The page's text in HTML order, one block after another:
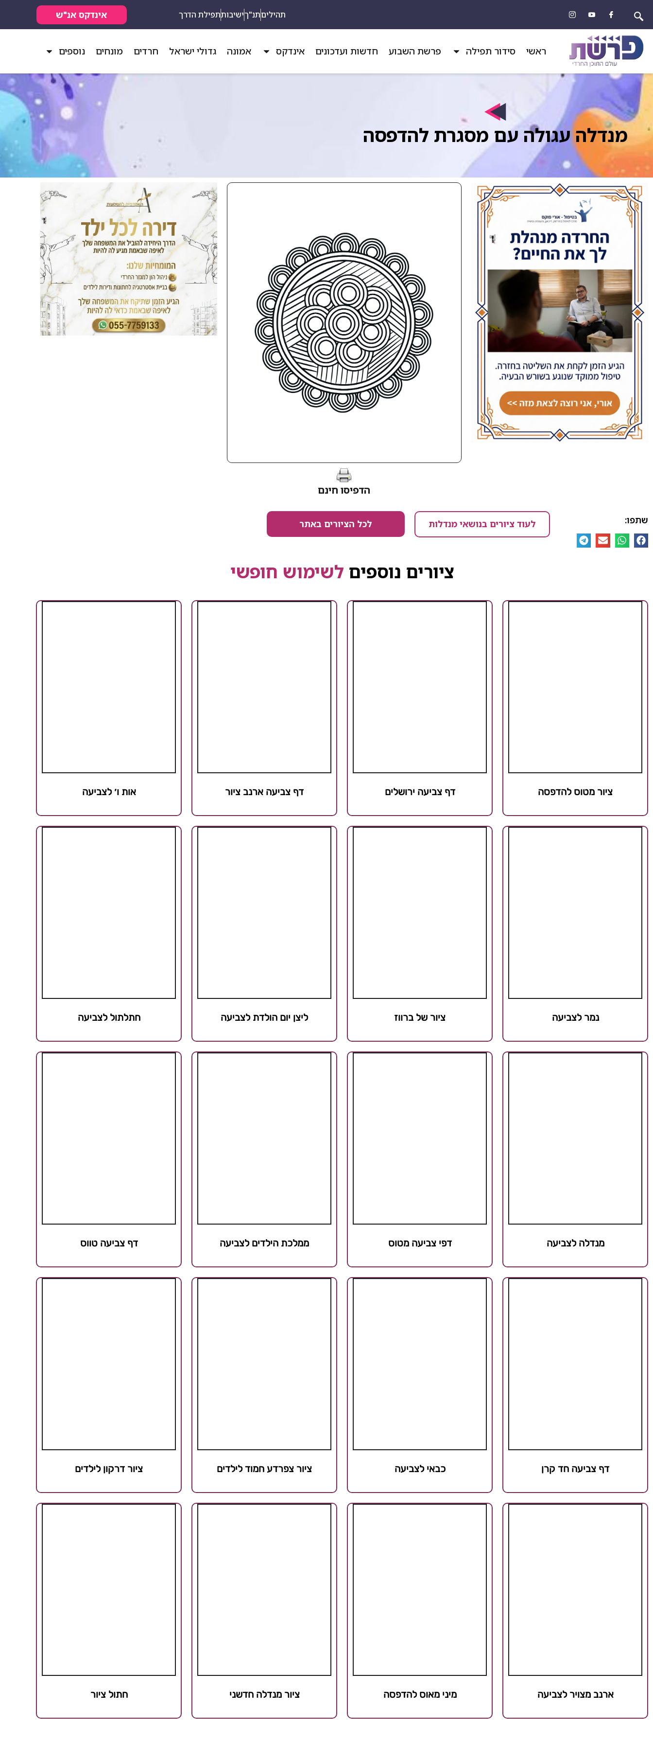
תהיליםתנ"ךישיבותתפילת הדרך אינדקס אנ"ש
ראשי סידור תפילה פרשת השבוע חדשות ועדכונים אינדקס אמונה גדולי ישראל חרדים מונחים נוספים
מנדלה עגולה עם מסגרת להדפסה
הדפיסו חינם
שתפו: לעוד ציורים בנושאי מנדלות לכל הציורים באתר
ציורים נוספים לשימוש חופשי
ציור מטוס להדפסה דף צביעה ירושלים דף צביעה ארנב ציור אות ו׳ לצביעה
נמר לצביעה ציור של ברווז ליצן יום הולדת לצביעה חתלתול לצביעה
מנדלה לצביעה דפי צביעה מטוס ממלכת הילדים לצביעה דף צביעה טווס
דף צביעה חד קרן כבאי לצביעה ציור צפרדע חמוד לילדים ציור דרקון לילדים
ארנב מצויר לצביעה מיני מאוס להדפסה ציור מנדלה חדשני חתול ציור